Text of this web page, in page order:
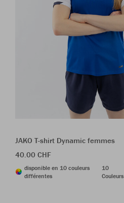
JAKO T-shirt Dynamic femmes
40.00 CHF
disponible en 10 couleurs
différentes
10
Couleurs